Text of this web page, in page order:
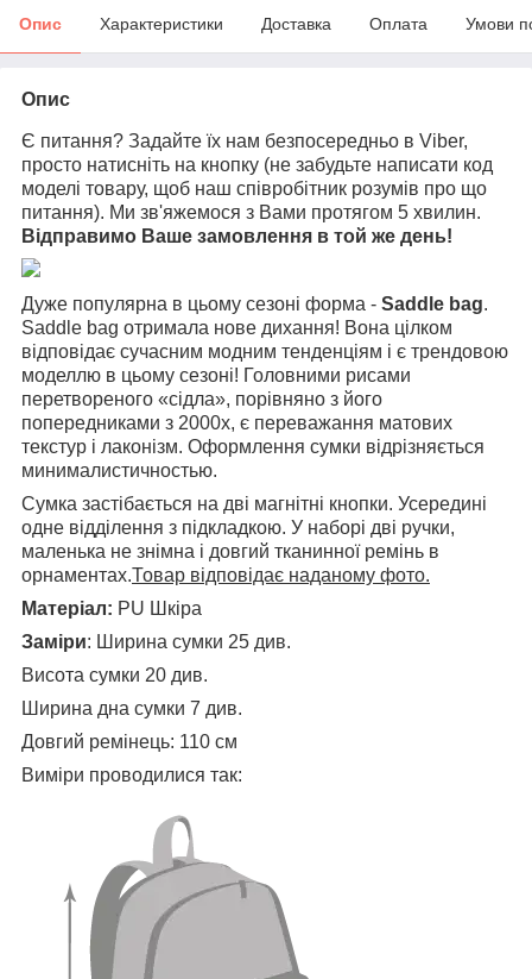
Опис Характеристики Доставка Оплата Умови
Опис
Є питання? Задайте їх нам безпосередньо в Viber,
просто натисніть на кнопку (не забудьте написати код
моделі товару, щоб наш співробітник розумів про що
питання). Ми зв'яжемося з Вами протягом 5 хвилин.
Відправимо Ваше замовлення в той же день!
Дуже популярна в цьому сезоні форма - Saddle bag.
Saddle bag отримала нове дихання! Вона цілком
відповідає сучасним модним тенденціям і є трендовою
моделлю в цьому сезоні! Головними рисами
перетвореного «сідла», порівняно з його
попередниками з 2000х, є переважання матових
текстур і лаконізм. Оформлення сумки відрізняється
минималистичностью.
Сумка застібається на дві магнітні кнопки. Усередині
одне відділення з підкладкою. У наборі дві ручки,
маленька не знімна і довгий тканинної ремінь в
орнаментах.Товар відповідає наданому фото.
Матеріал: PU Шкіра
Заміри: Ширина сумки 25 див.
Висота сумки 20 див.
Ширина дна сумки 7 див.
Довгий ремінець: 110 см
Виміри проводилися так: